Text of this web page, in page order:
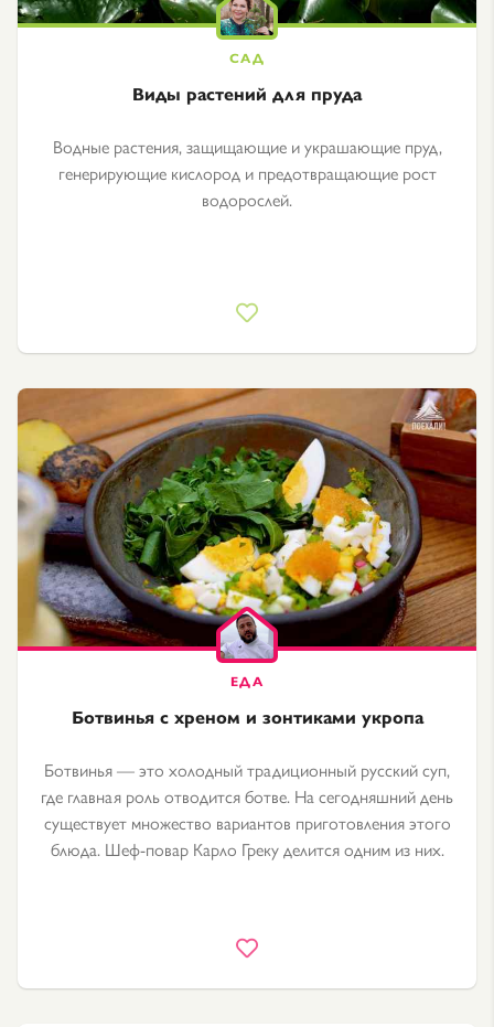
Виды растений для пруда
Водные растения, защищающие и украшающие пруд,
генерирующие кислород и предотвращающие рост
водорослей.
Ботвинья с хреном и зонтиками укропа
Ботвинья — это холодный традиционный русский суп,
где главная роль отводится ботве. На сегодняшний день
существует множество вариантов приготовления этого
блюда. Шеф-повар Карло Греку делится одним из них.